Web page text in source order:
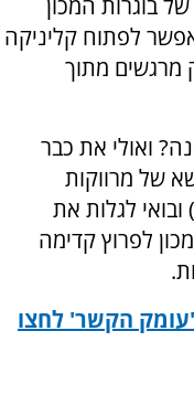
בוגרות המכון
לפתוח קליניקה
מרגשים מתוך
ואולי את כבר
של מרווקות
ובואי לגלות את
לפרוץ קדימה
הקשר' לחצו